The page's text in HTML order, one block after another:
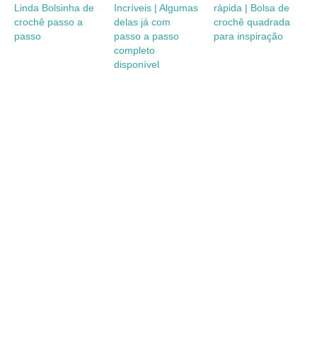
Linda Bolsinha de
crochê passo a
passo
Incríveis | Algumas
delas já com
passo a passo
completo
disponível
rápida | Bolsa de
crochê quadrada
para inspiração